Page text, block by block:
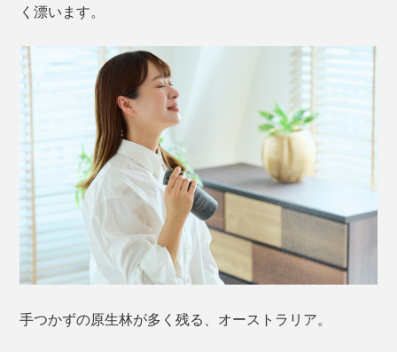
く漂います。
手つかずの原生林が多く残る、オーストラリア。